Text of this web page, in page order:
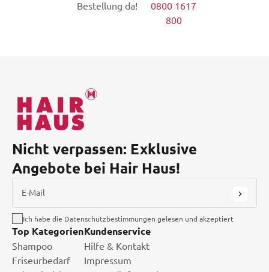
Bestellung da!
0800 1617
800
Nicht verpassen: Exklusive
Angebote bei Hair Haus!
E-Mail
Ich habe die Datenschutzbestimmungen gelesen und akzeptiert
Top Kategorien
Shampoo
Friseurbedarf
Kundenservice
Hilfe & Kontakt
Impressum